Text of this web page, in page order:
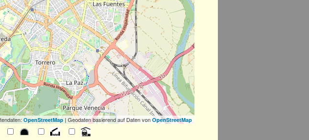
OpenStreetMap| Geodaten basierend auf Daten von OpenStreetMap